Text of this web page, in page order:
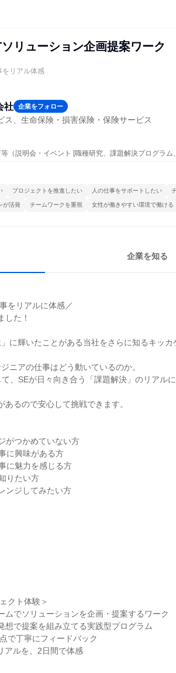
リューション企画提案ワーク
をリアル体感
社 企業をフォロー
、生命保険・損害保険・保険サービス
（説明会・イベント [職種研究、課題解決プログラム
プロジェクトを推進したい 人の仕事をサポートしたい
が活発 チームワークを重視 女性が働きやすい環境で働ける
企業を知る
をリアルに体感／
した！
に輝いたことがある当社をさらに知るキッカ
ニアの仕事はどう動いているのか。
、SEが日々向き合う「課題解決」のリアル
るので安心して挑戦できます。
がつかめていない方
に興味がある方
に魅力を感じる方
りたい方
ンジしてみたい方
クト体験＞
でソリューションを企画・提案するワーク
で提案を組み立てる実践型プログラム
で丁寧にフィードバック
アルを、2日間で体感